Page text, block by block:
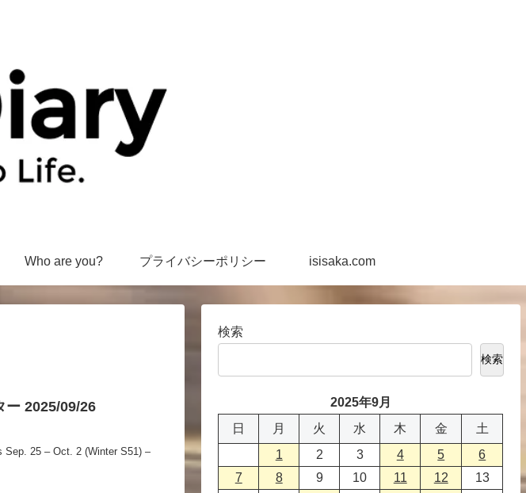
Who are you? プライバシーポリシー isisaka.com
ー 2025/09/26
25 – Oct. 2 (Winter S51) –
検索
検索
2025年9月
日
月 火 水 木 金
土
1
2 3 4 5
6
7
8 9 10 11 12
13